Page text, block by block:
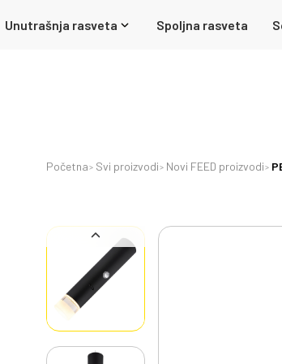
Unutrašnja rasveta Spoljna rasveta
Početna Svi proizvodi Novi FEED proizvodi